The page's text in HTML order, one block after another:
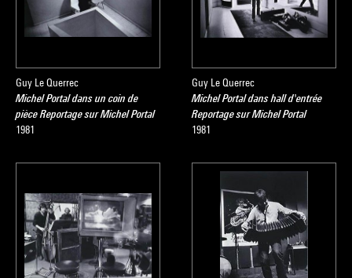
Guy Le Querrec
Michel Portal dans un coin de
pièce Reportage sur Michel Portal
1981
Guy Le Querrec
Michel Portal dans hall d'entrée
Reportage sur Michel Portal
1981